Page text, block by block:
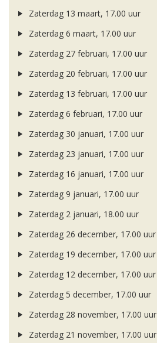
Zaterdag 13 maart, 17.00 uur
Zaterdag 6 maart, 17.00 uur
Zaterdag 27 februari, 17.00 uur
Zaterdag 20 februari, 17.00 uur
Zaterdag 13 februari, 17.00 uur
Zaterdag 6 februari, 17.00 uur
Zaterdag 30 januari, 17.00 uur
Zaterdag 23 januari, 17.00 uur
Zaterdag 16 januari, 17.00 uur
Zaterdag 9 januari, 17.00 uur
Zaterdag 2 januari, 18.00 uur
Zaterdag 26 december, 17.00 uur
Zaterdag 19 december, 17.00 uur
Zaterdag 12 december, 17.00 uur
Zaterdag 5 december, 17.00 uur
Zaterdag 28 november, 17.00 uur
Zaterdag 21 november, 17.00 uur